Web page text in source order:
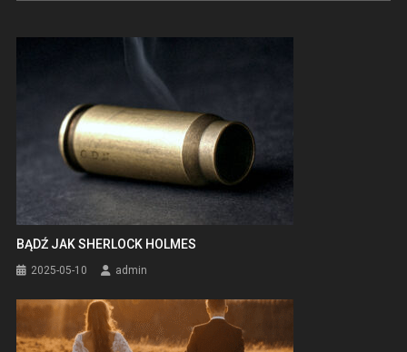
BĄDŹ JAK SHERLOCK HOLMES
2025-05-10 admin